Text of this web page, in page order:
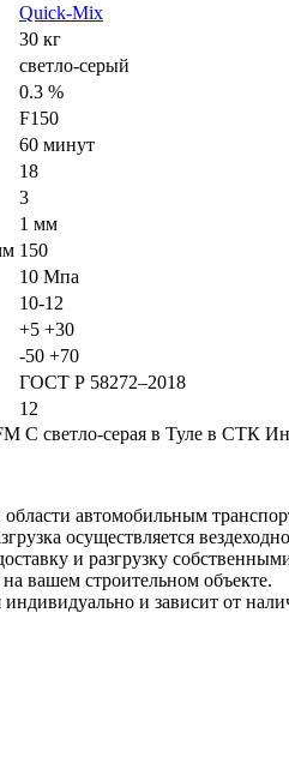
Quick-Mix
30 кг
светло-серый
0.3 %
F150
60 минут
18
3
1 мм
150
10 Мпа
10-12
+5 +30
-50 +70
ГОСТ Р 58272–2018
12
C светло-серая в Туле в СТК
автомобильным
осуществляется
и разгрузку
вашем строительном объекте.
индивидуально и зависит от